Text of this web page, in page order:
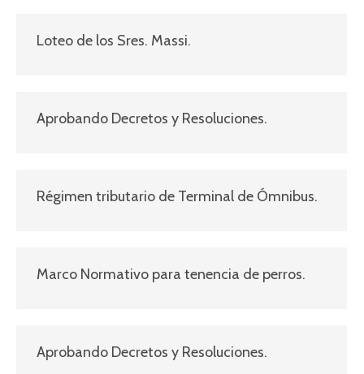
Loteo de los Sres. Massi.
Aprobando Decretos y Resoluciones.
Régimen tributario de Terminal de Ómnibus.
Marco Normativo para tenencia de perros.
Aprobando Decretos y Resoluciones.